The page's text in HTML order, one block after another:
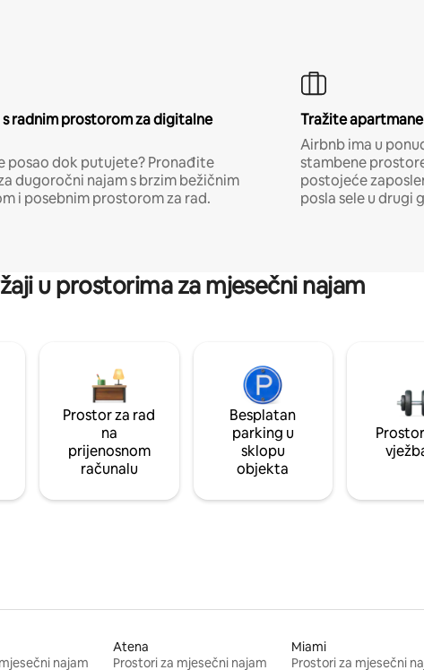
radnim prostorom za digitalne
posao dok putujete? Pronađite
dugoročni najam s brzim bežičnim
i posebnim prostorom za rad.
Tražite
Airbnb ima u
stambene
postojeće
posla sele u drugi
u prostorima za mjesečni najam
Prostor za rad
na
prijenosnom
računalu
Besplatan
parking u
sklopu
objekta
najam
Atena
Prostori za mjesečni najam
Miami
Prostori za mjesečni